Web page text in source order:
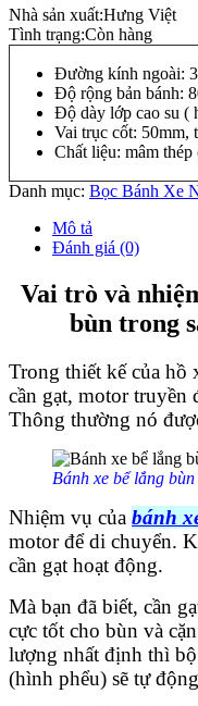
Nhà sản xuất:Hưng Việt
Tình trạng:Còn hàng
Đường kính ngoài:
Độ rộng bản bánh:
Độ dày lớp cao su (
Vai trục cốt: 50mm,
Chất liệu: mâm
Danh mục: Bọc Bánh Xe
Mô tả
Đánh giá (0)
Vai trò và
bùn trong
Trong thiết kế của hồ
cần gạt, motor truyền
Thông thường nó
Bánh xe bể lắng
Nhiệm vụ của bánh
motor để di chuyển.
cần gạt hoạt động.
Mà bạn đã biết, cần
cực tốt cho bùn và
lượng nhất định thì
(hình phểu) sẽ tự